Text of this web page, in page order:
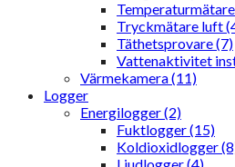
Tryckmätare luft
Täthetsprovare (7)
Vattenaktivitet
Värmekamera (11)
Logger
Energilogger (2)
Fuktlogger (15)
Koldioxidlogger
Ljudlogger (4)